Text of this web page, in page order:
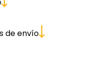
de envío